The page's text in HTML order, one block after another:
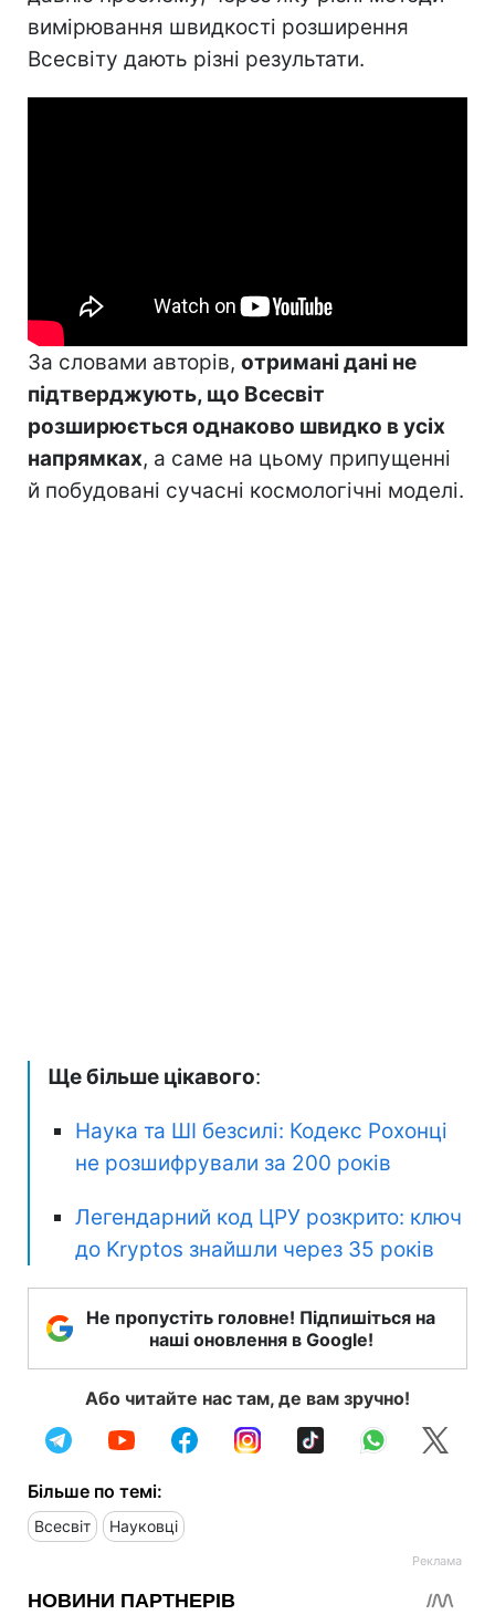
вимірювання швидкості розширення
Всесвіту дають різні результати.
За словами авторів, отримані дані не
підтверджують, що Всесвіт
розширюється однаково швидко в усіх
напрямках, а саме на цьому припущенні
й побудовані сучасні космологічні моделі.
Ще більше цікавого:
Наука та ШІ безсилі: Кодекс Рохонці
не розшифрували за 200 років
Легендарний код ЦРУ розкрито: ключ
до Kryptos знайшли через 35 років
Не пропустіть головне! Підпишіться на
наші оновлення в Google!
Або читайте нас там, де вам зручно!
Більше по темі:
Всесвіт Науковці